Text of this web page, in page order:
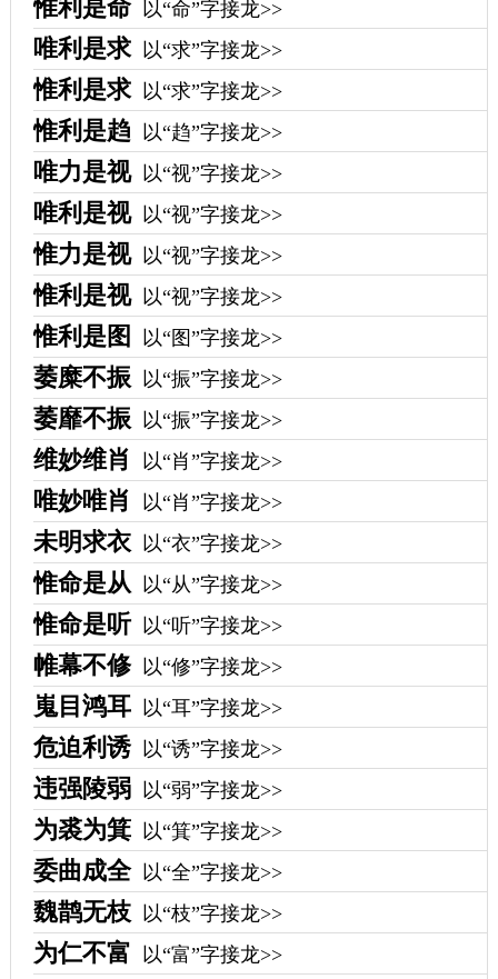
惟利是命 以“命”字接龙>>
唯利是求 以“求”字接龙>>
惟利是求 以“求”字接龙>>
惟利是趋 以“趋”字接龙>>
唯力是视 以“视”字接龙>>
唯利是视 以“视”字接龙>>
惟力是视 以“视”字接龙>>
惟利是视 以“视”字接龙>>
惟利是图 以“图”字接龙>>
萎糜不振 以“振”字接龙>>
萎靡不振 以“振”字接龙>>
维妙维肖 以“肖”字接龙>>
唯妙唯肖 以“肖”字接龙>>
未明求衣 以“衣”字接龙>>
惟命是从 以“从”字接龙>>
惟命是听 以“听”字接龙>>
帷幕不修 以“修”字接龙>>
嵬目鸿耳 以“耳”字接龙>>
危迫利诱 以“诱”字接龙>>
违强陵弱 以“弱”字接龙>>
为裘为箕 以“箕”字接龙>>
委曲成全 以“全”字接龙>>
魏鹊无枝 以“枝”字接龙>>
为仁不富 以“富”字接龙>>